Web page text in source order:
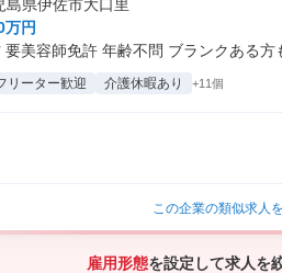
県伊佐市大口里
万円
美容師免許 年齢不問 ブランクある方
リーター歓迎 介護休暇あり +11個
この企業の類似求人
雇用形態を設定して求人を